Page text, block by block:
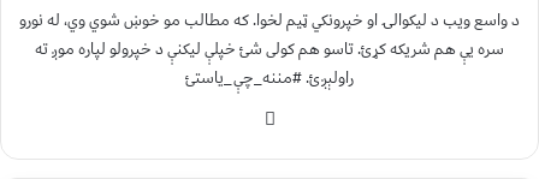
د واسع ویب د لیکوالۍ او خپرونکي ټیم لخوا. که مطالب مو خوښ شوي وي، له نورو
سره یې هم شریکه کړئ. تاسو هم کولی شئ خپلې لیکنې د خپرولو لپاره موږ ته
راولېږئ. #مننه_چې_یاستئ